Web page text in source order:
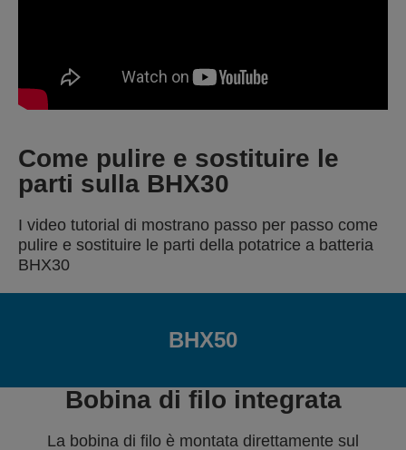
Come pulire e sostituire le
parti sulla BHX30
I video tutorial di mostrano passo per passo come
pulire e sostituire le parti della potatrice a batteria
BHX30
BHX50
Bobina di filo integrata
La bobina di filo è montata direttamente sul